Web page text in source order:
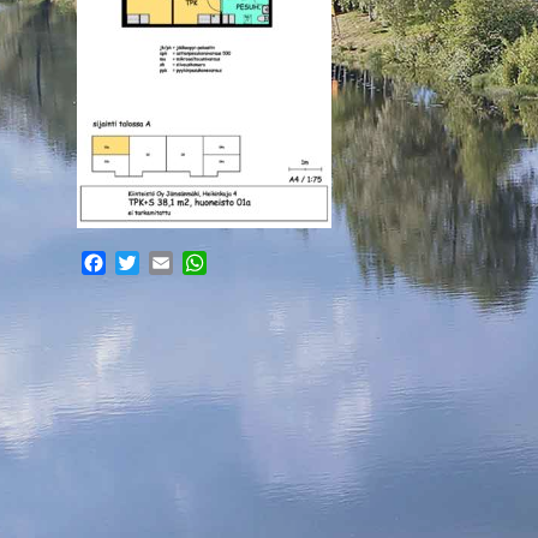
FacebookTwitterEmail